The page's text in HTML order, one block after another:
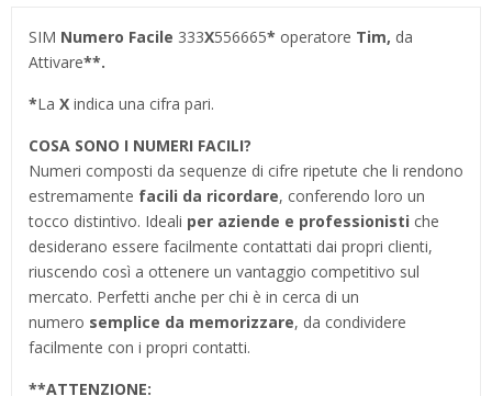
SIM Numero Facile 333X556665* operatore Tim, da
Attivare**.
*La X indica una cifra pari.
COSA SONO I NUMERI FACILI?
Numeri composti da sequenze di cifre ripetute che li rendono
estremamente facili da ricordare, conferendo loro un
tocco distintivo. Ideali per aziende e professionisti che
desiderano essere facilmente contattati dai propri clienti,
riuscendo così a ottenere un vantaggio competitivo sul
mercato. Perfetti anche per chi è in cerca di un
numero semplice da memorizzare, da condividere
facilmente con i propri contatti.
**ATTENZIONE: